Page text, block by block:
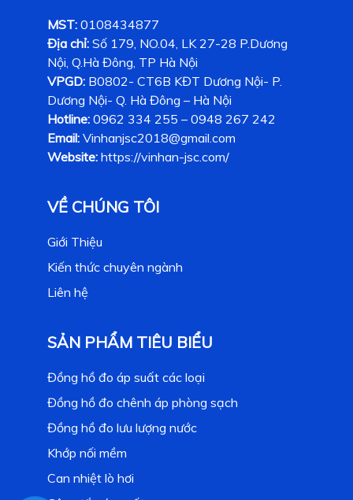
MST: 0108434877
Địa chỉ: Số 179, NO.04, LK 27-28 P.Dương
Nội, Q.Hà Đông, TP Hà Nội
VPGD: B0802- CT6B KĐT Dương Nội- P.
Dương Nội- Q. Hà Đông – Hà Nội
Hotline: 0962 334 255 – 0948 267 242
Email: Vinhanjsc2018@gmail.com
Website: https://vinhan-jsc.com/
VỀ CHÚNG TÔI
Giới Thiệu
Kiến thức chuyên ngành
Liên hệ
SẢN PHẨM TIÊU BIỂU
Đồng hồ đo áp suất các loại
Đồng hồ đo chênh áp phòng sạch
Đồng hồ đo lưu lượng nước
Khớp nối mềm
Can nhiệt lò hơi